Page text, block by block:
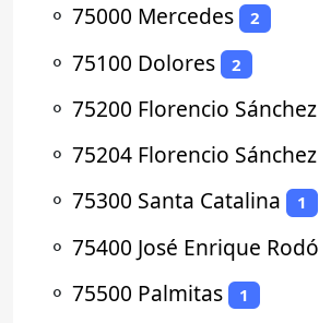
⚬ 75000 Mercedes 2
⚬ 75100 Dolores 2
⚬ 75200 Florencio Sánchez
⚬ 75204 Florencio Sánchez
⚬ 75300 Santa Catalina 1
⚬ 75400 José Enrique Rodó
⚬ 75500 Palmitas 1